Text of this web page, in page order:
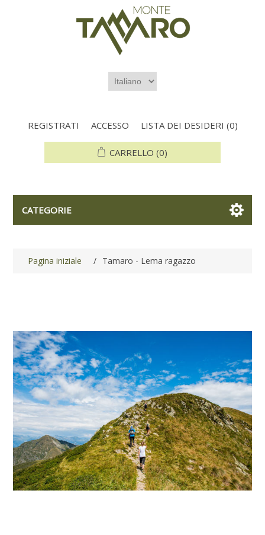
REGISTRATI ACCESSO LISTA DEI DESIDERI (0)
CARRELLO (0)
CATEGORIE
Pagina iniziale / Tamaro - Lema ragazzo